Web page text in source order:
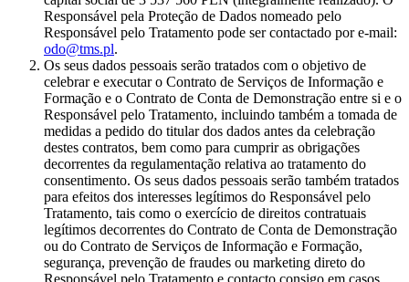
Responsável pela Proteção de Dados nomeado pelo
Responsável pelo Tratamento pode ser contactado por e-mail:
odo@tms.pl.
Os seus dados pessoais serão tratados com o objetivo de
celebrar e executar o Contrato de Serviços de Informação e
Formação e o Contrato de Conta de Demonstração entre si e o
Responsável pelo Tratamento, incluindo também a tomada de
medidas a pedido do titular dos dados antes da celebração
destes contratos, bem como para cumprir as obrigações
decorrentes da regulamentação relativa ao tratamento do
consentimento. Os seus dados pessoais serão também tratados
para efeitos dos interesses legítimos do Responsável pelo
Tratamento, tais como o exercício de direitos contratuais
legítimos decorrentes do Contrato de Conta de Demonstração
ou do Contrato de Serviços de Informação e Formação,
segurança, prevenção de fraudes ou marketing direto do
Responsável pelo Tratamento e contacto consigo em casos